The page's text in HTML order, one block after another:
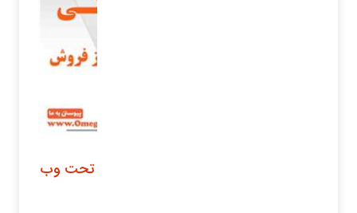
نرم افزار خدمات پس از فروش و گارانتی تحت وب